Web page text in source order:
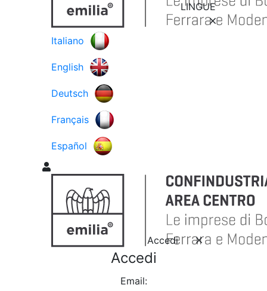
LINGUE
Italiano
English
Deutsch
Français
Español
Accedi
Accedi
Email: